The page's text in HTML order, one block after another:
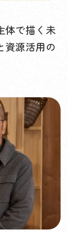
体で描く未
資源活用の